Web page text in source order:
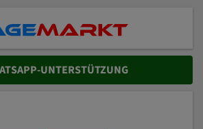
UNTERSTÜTZUNG